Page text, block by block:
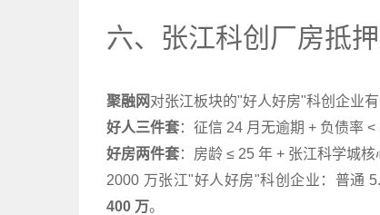
六、张江科创厂房抵
聚融网对张江板块的"好人好房"科创企业有
好人三件套：征信 24 月无逾期 + 负债率
好房两件套：房龄 ≤ 25 年 + 张江科学城核
2000 万张江"好人好房"科创企业：普通
400 万。